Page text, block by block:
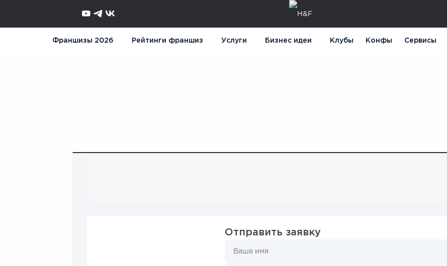
Франшизы 2026 Рейтинги франшиз Услуги Бизнес идеи Клубы Конфы Сервисы
Отправить заявку